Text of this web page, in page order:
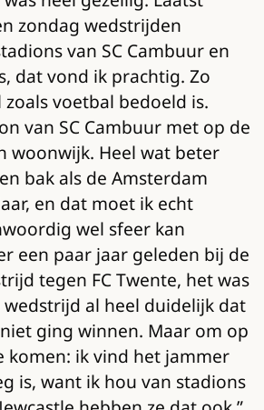
zondag wedstrijden
van SC Cambuur en
dat vond ik prachtig. Zo
voetbal bedoeld is.
van SC Cambuur met op de
woonwijk. Heel wat beter
bak als de Amsterdam
en dat moet ik echt
wel sfeer kan
een paar jaar geleden bij de
tegen FC Twente, het was
al heel duidelijk dat
ging winnen. Maar om op
komen: ik vind het jammer
is, want ik hou van stadions